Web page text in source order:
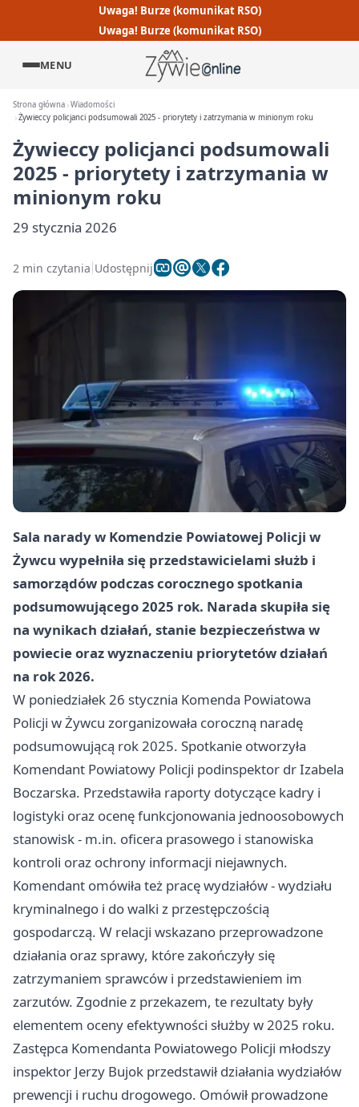
Uwaga! Burze (komunikat RSO)
Uwaga! Burze (komunikat RSO)
MENU
Strona główna Wiadomości
Żywieccy policjanci podsumowali 2025 - priorytety i zatrzymania w minionym roku
Żywieccy policjanci podsumowali
2025 - priorytety i zatrzymania w
minionym roku
29 stycznia 2026
2 min czytania Udostępnij
Sala narady w Komendzie Powiatowej Policji w
Żywcu wypełniła się przedstawicielami służb i
samorządów podczas corocznego spotkania
podsumowującego 2025 rok. Narada skupiła się
na wynikach działań, stanie bezpieczeństwa w
powiecie oraz wyznaczeniu priorytetów działań
na rok 2026.
W poniedziałek 26 stycznia Komenda Powiatowa
Policji w Żywcu zorganizowała coroczną naradę
podsumowującą rok 2025. Spotkanie otworzyła
Komendant Powiatowy Policji podinspektor dr Izabela
Boczarska. Przedstawiła raporty dotyczące kadry i
logistyki oraz ocenę funkcjonowania jednoosobowych
stanowisk - m.in. oficera prasowego i stanowiska
kontroli oraz ochrony informacji niejawnych.
Komendant omówiła też pracę wydziałów - wydziału
kryminalnego i do walki z przestępczością
gospodarczą. W relacji wskazano przeprowadzone
działania oraz sprawy, które zakończyły się
zatrzymaniem sprawców i przedstawieniem im
zarzutów. Zgodnie z przekazem, te rezultaty były
elementem oceny efektywności służby w 2025 roku.
Zastępca Komendanta Powiatowego Policji młodszy
inspektor Jerzy Bujok przedstawił działania wydziałów
prewencji i ruchu drogowego. Omówił prowadzone